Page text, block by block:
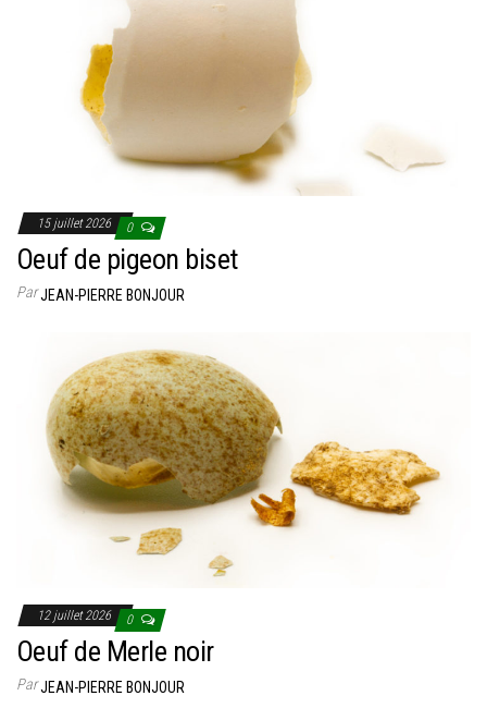
15 juillet 2026 0
Oeuf de pigeon biset
ParJEAN-PIERRE BONJOUR
12 juillet 2026 0
Oeuf de Merle noir
ParJEAN-PIERRE BONJOUR